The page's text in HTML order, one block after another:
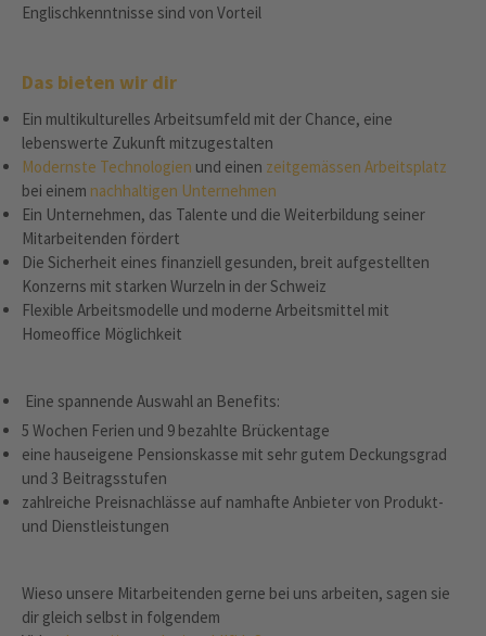
Englischkenntnisse sind von Vorteil
Das bieten wir dir
Ein multikulturelles Arbeitsumfeld mit der Chance, eine
lebenswerte Zukunft mitzugestalten
Modernste Technologien und einen zeitgemässen Arbeitsplatz
bei einem nachhaltigen Unternehmen
Ein Unternehmen, das Talente und die Weiterbildung seiner
Mitarbeitenden fördert
Die Sicherheit eines finanziell gesunden, breit aufgestellten
Konzerns mit starken Wurzeln in der Schweiz
Flexible Arbeitsmodelle und moderne Arbeitsmittel mit
Homeoffice Möglichkeit
Eine spannende Auswahl an Benefits:
5 Wochen Ferien und 9 bezahlte Brückentage
eine hauseigene Pensionskasse mit sehr gutem Deckungsgrad
und 3 Beitragsstufen
zahlreiche Preisnachlässe auf namhafte Anbieter von Produkt-
und Dienstleistungen
Wieso unsere Mitarbeitenden gerne bei uns arbeiten, sagen sie
dir gleich selbst in folgendem